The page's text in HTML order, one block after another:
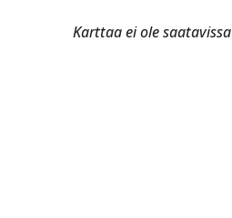
Karttaa ei ole saatavissa